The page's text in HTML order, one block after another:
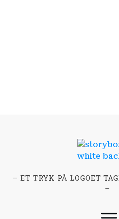
– ET TRYK PÅ LOGOET
–